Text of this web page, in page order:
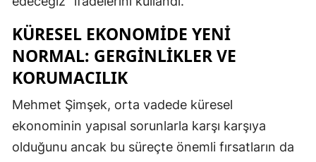
KÜRESEL EKONOMIDE YENI
NORMAL: GERGINLIKLER VE
KORUMACILIK
Mehmet Şimşek, orta vadede küresel
ekonominin yapısal sorunlarla karşı karşıya
olduğunu ancak bu süreçte önemli fırsatların da